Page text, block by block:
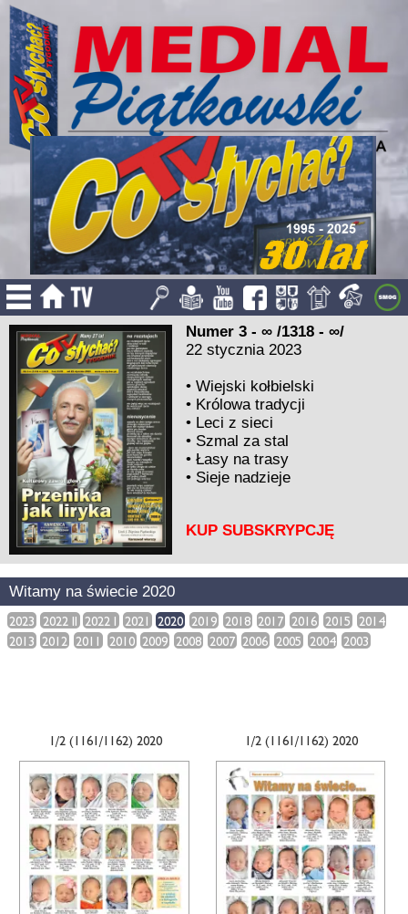
Numer 3 - ∞ /1318 - ∞/
22 stycznia 2023
•Wiejski kołbielski
• Królowa tradycji
• Leci z sieci
• Szmal za stal
•Łasy na trasy
• Sieje nadzieje
KUP SUBSKRYPCJĘ
Witamy na świecie 2020
2023 2022 II 2022 I 2021 2020 2019 2018 2017 2016 2015
2014
2013 2012 2011 2010 2009 2008 2007 2006 2005 2004 2003
1/2 (1161/1162) 2020 1/2 (1161/1162) 2020